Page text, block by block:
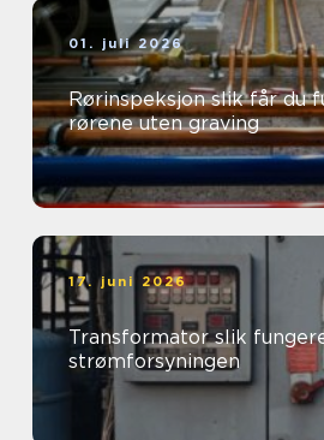
01. juli 2026
Rørinspeksjon slik får du full kontroll på
rørene uten graving
17. juni 2026
Transformator slik fungerer hjertet i
strømforsyningen